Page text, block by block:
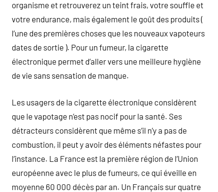
organisme et retrouverez un teint frais, votre souffle et
votre endurance, mais également le goût des produits (
l’une des premières choses que les nouveaux vapoteurs
dates de sortie ). Pour un fumeur, la cigarette
électronique permet d’aller vers une meilleure hygiène
de vie sans sensation de manque.
Les usagers de la cigarette électronique considèrent
que le vapotage n’est pas nocif pour la santé. Ses
détracteurs considèrent que même s’il n’y a pas de
combustion, il peut y avoir des éléments néfastes pour
l’instance. La France est la première région de l’Union
européenne avec le plus de fumeurs, ce qui éveille en
moyenne 60 000 décès par an. Un Français sur quatre